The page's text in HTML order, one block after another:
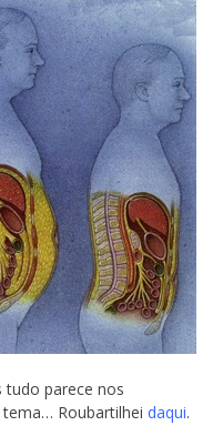
parece nos
Roubartilhei daqui.